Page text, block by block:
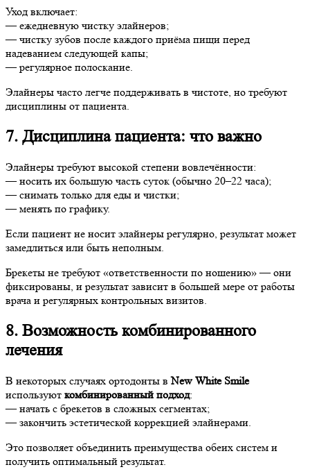
Уход включает:
— ежедневную чистку элайнеров;
— чистку зубов после каждого приёма пищи перед
надеванием следующей капы;
— регулярное полоскание.
Элайнеры часто легче поддерживать в чистоте, но требуют
дисциплины от пациента.
7. Дисциплина пациента: что важно
Элайнеры требуют высокой степени вовлечённости:
— носить их большую часть суток (обычно 20–22 часа);
— снимать только для еды и чистки;
— менять по графику.
Если пациент не носит элайнеры регулярно, результат может
замедлиться или быть неполным.
Брекеты не требуют «ответственности по ношению» — они
фиксированы, и результат зависит в большей мере от работы
врача и регулярных контрольных визитов.
8. Возможность комбинированного
лечения
В некоторых случаях ортодонты вNew White Smile
используют комбинированный подход:
— начать с брекетов в сложных сегментах;
— закончить эстетической коррекцией элайнерами.
Это позволяет объединить преимущества обеих систем и
получить оптимальный результат.